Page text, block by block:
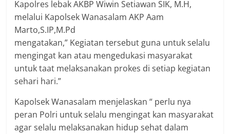
Kapolres lebak AKBP Wiwin Setiawan SIK, M.H,
melalui Kapolsek Wanasalam AKP Aam
Marto,S.IP,M.Pd
mengatakan,” Kegiatan tersebut guna untuk selalu
mengingat kan atau mengedukasi masyarakat
untuk taat melaksanakan prokes di setiap kegiatan
sehari hari.”
Kapolsek Wanasalam menjelaskan “ perlu nya
peran Polri untuk selalu mengingat kan masyarakat
agar selalu melaksanakan hidup sehat dalam